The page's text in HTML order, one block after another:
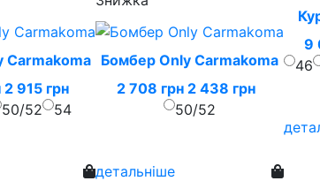
Carmakoma
2 915 грн
50/52 54
Бомбер Only Carmakoma
2 708 грн 2 438 грн
50/52
детальніше
9
46